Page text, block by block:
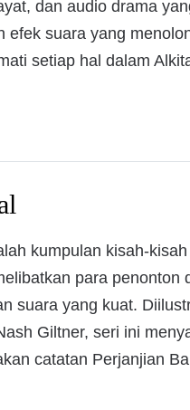
dan audio drama
efek suara yang
setiap hal dalam
kumpulan kisah-
para penonton
suara yang kuat.
Giltner, seri ini
catatan Perjanjian